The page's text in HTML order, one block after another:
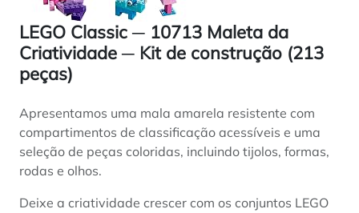
LEGO Classic ─ 10713 Maleta da
Criatividade ─ Kit de construção (213
peças)
Apresentamos uma mala amarela resistente com
compartimentos de classificação acessíveis e uma
seleção de peças coloridas, incluindo tijolos, formas,
rodas e olhos.
Deixe a criatividade crescer com os conjuntos LEGO